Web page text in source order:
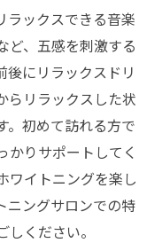
ラックスできる音楽
ど、五感を刺激する
後にリラックスドリ
らリラックスした状
。初めて訪れる方で
かりサポートしてく
ワイトニングを楽し
ニングサロンでの特
ください。